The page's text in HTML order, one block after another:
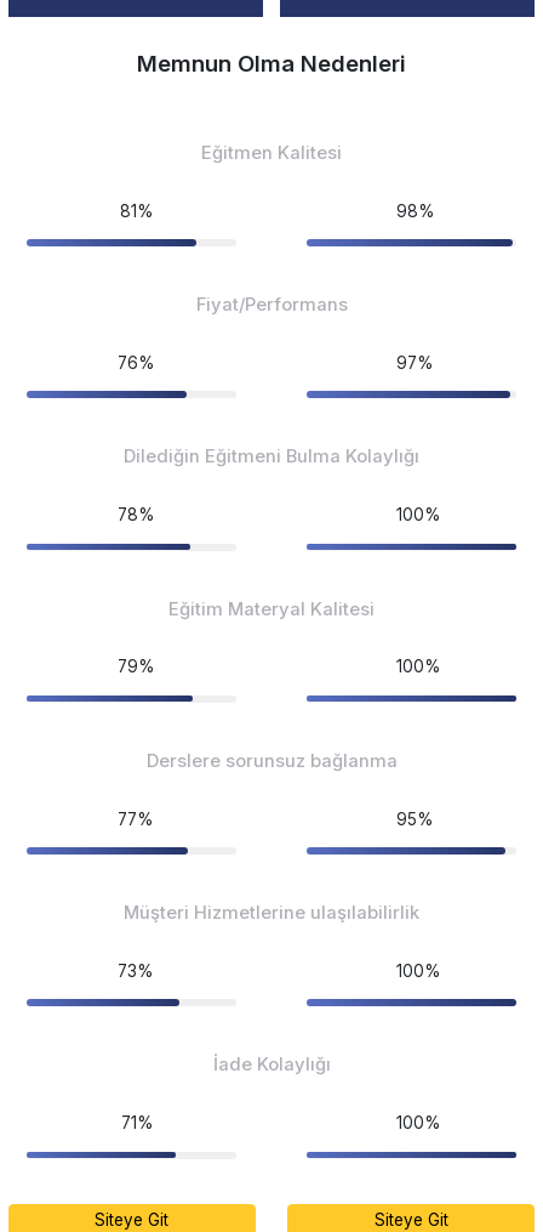
Memnun Olma Nedenleri
Eğitmen Kalitesi
81% 98%
Fiyat/Performans
76% 97%
Dilediğin Eğitmeni Bulma Kolaylığı
78% 100%
Eğitim Materyal Kalitesi
79% 100%
Derslere sorunsuz bağlanma
77% 95%
Müşteri Hizmetlerine ulaşılabilirlik
73% 100%
İade Kolaylığı
71% 100%
Siteye Git Siteye Git